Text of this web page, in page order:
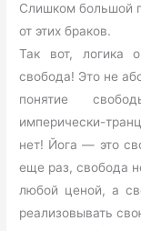
Слишком большой
от этих браков.
Так вот, логика
свобода! Это не
понятие
имперически-
нет! Йога — это
еще раз, свобода
любой ценой, а
реализовывать